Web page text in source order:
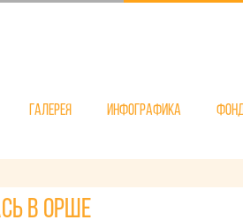
Галерея Инфографика
в Орше